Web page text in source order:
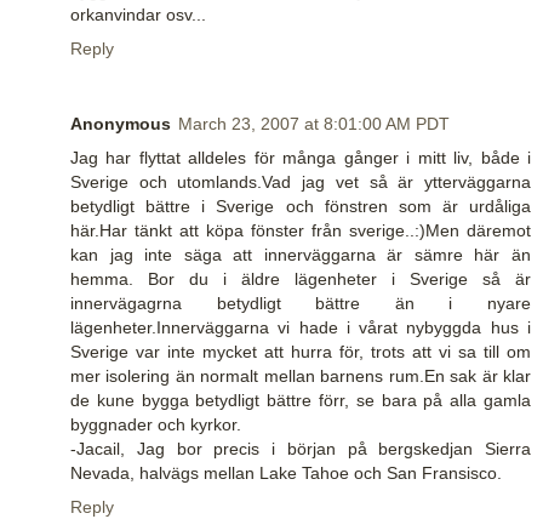
orkanvindar osv...
Reply
Anonymous March 23, 2007 at 8:01:00 AM PDT
Jag har flyttat alldeles för många gånger i mitt liv, både i
Sverige och utomlands.Vad jag vet så är ytterväggarna
betydligt bättre i Sverige och fönstren som är urdåliga
här.Har tänkt att köpa fönster från sverige..:)Men däremot
kan jag inte säga att innerväggarna är sämre här än
hemma. Bor du i äldre lägenheter i Sverige så är
innervägagrna betydligt bättre än i nyare
lägenheter.Innerväggarna vi hade i vårat nybyggda hus i
Sverige var inte mycket att hurra för, trots att vi sa till om
mer isolering än normalt mellan barnens rum.En sak är klar
de kune bygga betydligt bättre förr, se bara på alla gamla
byggnader och kyrkor.
-Jacail, Jag bor precis i början på bergskedjan Sierra
Nevada, halvägs mellan Lake Tahoe och San Fransisco.
Reply